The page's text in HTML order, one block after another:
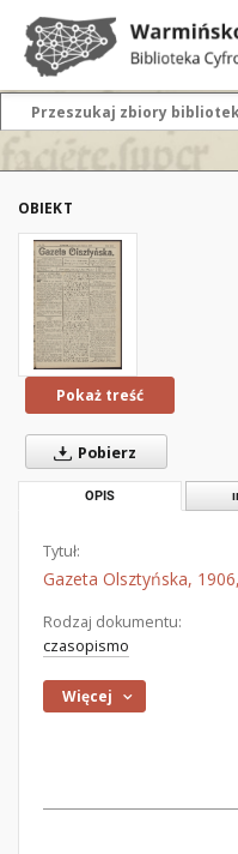
OBIEKT
Pokaż treść
Pobierz
OPIS
Tytuł:
Gazeta Olsztyńska,
Rodzaj dokumentu:
czasopismo
Więcej